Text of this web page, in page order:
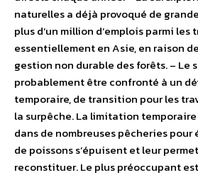
naturelles a déjà provoqué de
plus d’un million d’emplois parmi
essentiellement en Asie, en raison
gestion non durable des forêts. – Le
probablement être confronté à un
temporaire, de transition pour les
la surpêche. La limitation temporaire
dans de nombreuses pêcheries pour
de poissons s’épuisent et leur
reconstituer. Le plus préoccupant